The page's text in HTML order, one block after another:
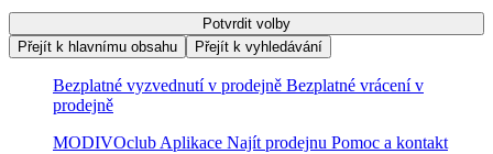
Potvrdit volby
Přejít k hlavnímu obsahu
Přejít k vyhledávání
Bezplatné vyzvednutí v prodejně Bezplatné vrácení v
prodejně
MODIVOclub Aplikace Najít prodejnu Pomoc a kontakt